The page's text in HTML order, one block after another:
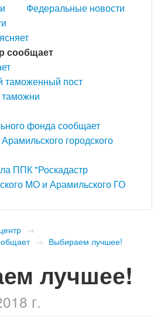
Федеральные новости
сообщает
таможенный пост
таможни
фонда сообщает
городского
ППК "Роскадастр
МО и Арамильского ГО
→
→ Выбираем лучшее!
лучшее!
г.